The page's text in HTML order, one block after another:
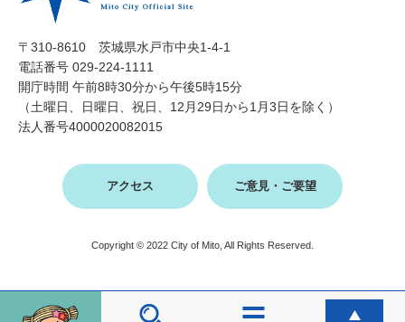
〒310-8610 茨城県水戸市中央1-4-1
電話番号 029-224-1111
開庁時間 午前8時30分から午後5時15分
（土曜日、日曜日、祝日、12月29日から1月3日を除く）
法人番号4000020082015
アクセス ご意見・ご要望
Copyright © 2022 City of Mito, All Rights Reserved.